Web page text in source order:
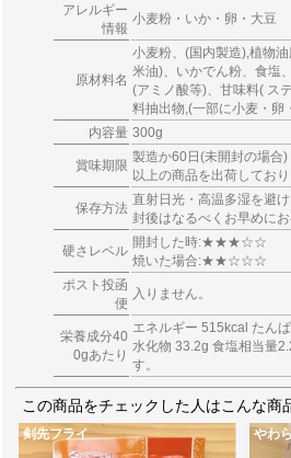
アレルギー
情報
小麦粉・いか・卵・大豆
原材料名
小麦粉、(国内製造),植物油
米油)、いかでん粉、食塩
(アミノ酸等)、甘味料( ス
料抽出物,(一部に小麦・卵
内容量 300g
賞味期限
製造か60日(未開封の場
以上の商品を出荷しており
保存方法
直射日光・高温多湿を避
封後はなるべくお早めに
硬さレベル
開封した時:★★★☆☆
焼いた場合:★★☆☆☆
ポスト投函
便
入りません。
栄養成分40
0gあたり
エネルギー 515kcal たん
水化物 33.2g 食塩相当量
す。
この商品をチェックした人はこんな商
剣先フライ やわ